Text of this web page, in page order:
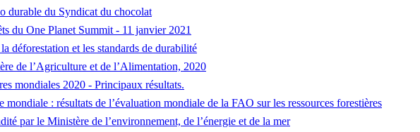
durable du Syndicat du chocolat
du One Planet Summit - 11 janvier 2021
déforestation et les standards de durabilité
de l’Agriculture et de l’Alimentation, 2020
mondiales 2020 - Principaux résultats.
: résultats de l’évaluation mondiale de la FAO sur les ressources forestières
par le Ministère de l’environnement, de l’énergie et de la mer